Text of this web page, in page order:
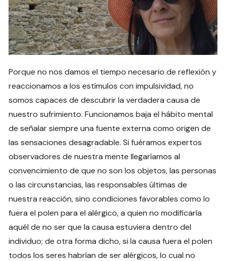
Porque no nos damos el tiempo necesario de reflexión y
reaccionamos a los estímulos con impulsividad, no
somos capaces de descubrir la verdadera causa de
nuestro sufrimiento. Funcionamos baja el hábito mental
de señalar siempre una fuente externa como origen de
las sensaciones desagradable. Si fuéramos expertos
observadores de nuestra mente llegaríamos al
convencimiento de que no son los objetos, las personas
o las circunstancias, las responsables últimas de
nuestra reacción, sino condiciones favorables como lo
fuera el polen para el alérgico, a quien no modificaría
aquél de no ser que la causa estuviera dentro del
individuo; de otra forma dicho, si la causa fuera el polen
todos los seres habrían de ser alérgicos, lo cual no